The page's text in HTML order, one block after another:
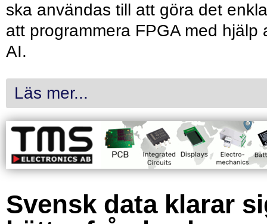
ska användas till att göra det
att programmera FPGA med hjälp
AI.
Läs mer...
Svensk data klarar